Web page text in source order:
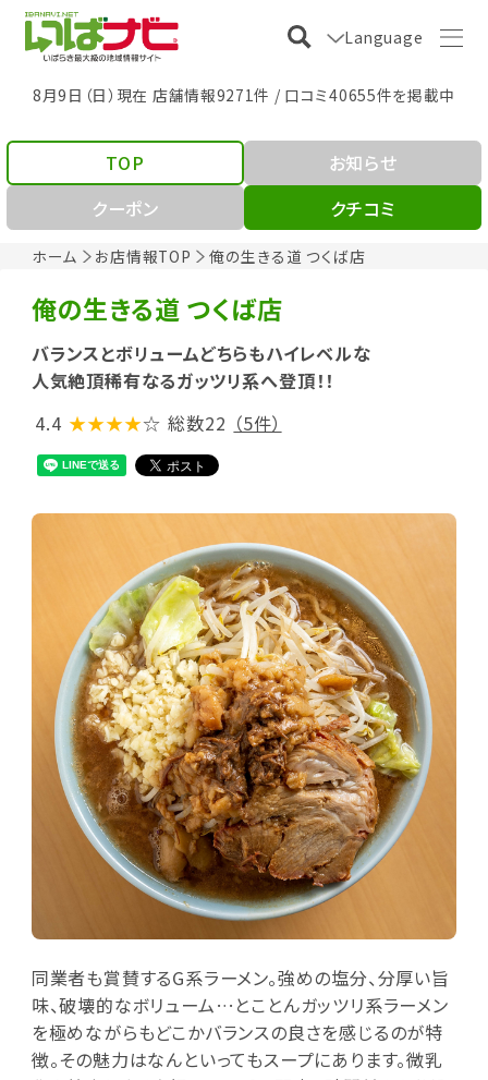
Language
8月9日（日）現在 店舗情報9271件 / 口コミ40655件を掲載中
ホーム お店情報TOP 俺の生きる道 つくば店
TOP
お知らせ
クーポン
クチコミ
俺の生きる道 つくば店
バランスとボリュームどちらもハイレベルな
人気絶頂稀有なるガッツリ系へ登頂！！
4.4 ★★★★☆ 総数22 （5件）
同業者も賞賛するG系ラーメン。強めの塩分、分厚い旨
味、破壊的なボリューム…とことんガッツリ系ラーメン
を極めながらもどこかバランスの良さを感じるのが特
徴。その魅力はなんといってもスープにあります。微乳